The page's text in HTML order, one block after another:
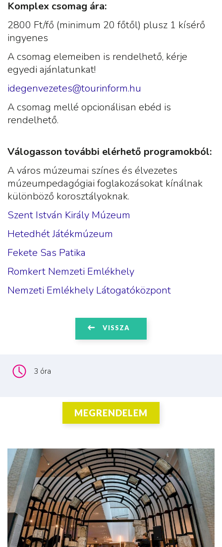
Komplex csomag ára:
2800 Ft/fő (minimum 20 főtől) plusz 1 kísérő
ingyenes
A csomag elemeiben is rendelhető, kérje
egyedi ajánlatunkat!
idegenvezetes@tourinform.hu
A csomag mellé opcionálisan ebéd is
rendelhető.
Válogasson további elérhető programokból:
A város múzeumai színes és élvezetes
múzeumpedagógiai foglakozásokat kínálnak
különböző korosztályoknak.
Szent István Király Múzeum
Hetedhét Játékmúzeum
Fekete Sas Patika
Romkert Nemzeti Emlékhely
Nemzeti Emlékhely Látogatóközpont
VISSZA
3 óra
MEGRENDELEM